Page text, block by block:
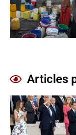
Articles